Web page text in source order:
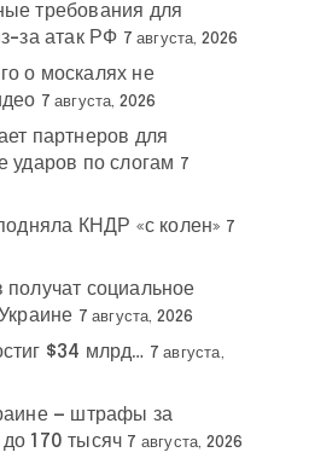
требования для
за атак РФ 7 августа, 2026
о москалях не
7 августа, 2026
партнеров для
ударов по слогам 7
КНДР «с колен» 7
социальное
7 августа, 2026
$34 млрд… 7 августа,
— штрафы за
170 тысяч 7 августа, 2026